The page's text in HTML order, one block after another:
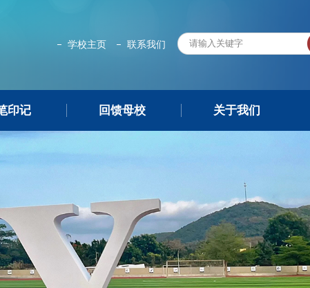
学校主页 联系我们
印记 回馈母校 关于我们